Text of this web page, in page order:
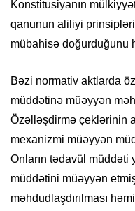
Konstitusiyanın
qanunun aliliyi
mübahisə doğurduğunu
Bəzi normativ aktlarda
müddətinə müəyyən
Özəlləşdirmə çeklərinin
mexanizmi müəyyən
Onların tədavül müddəti
müddətini müəyyən
məhdudlaşdırılması